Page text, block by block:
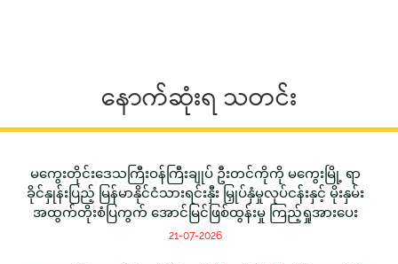
နောက်ဆုံးရ သတင်း
မကွေးတိုင်းဒေသကြီးဝန်ကြီးချုပ် ဦးတင်ကိုကို မကွေးမြို့ ရာ
ခိုင်နှုန်းပြည့် မြန်မာနိုင်ငံသားရင်းနှီး မြှုပ်နှံမှုလုပ်ငန်းနှင့် မိုးနှမ်း
အထွက်တိုးစံပြကွက် အောင်မြင်ဖြစ်ထွန်းမှု ကြည့်ရှုအားပေး
21-07-2026